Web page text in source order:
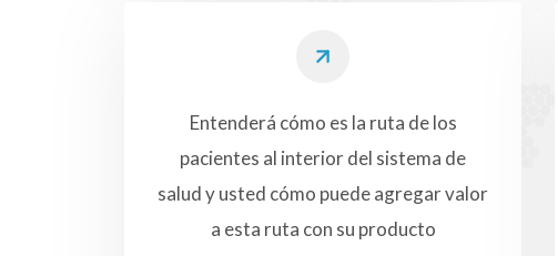
Entenderá cómo es la ruta de los
pacientes al interior del sistema de
salud y usted cómo puede agregar valor
a esta ruta con su producto